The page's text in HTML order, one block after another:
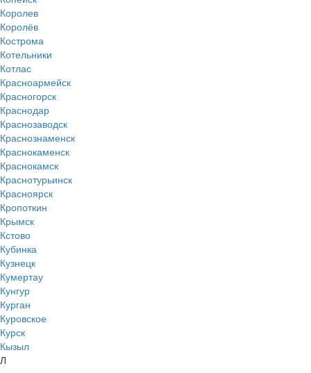
Королев
Королёв
Кострома
Котельники
Котлас
Красноармейск
Красногорск
Краснодар
Краснозаводск
Краснознаменск
Краснокаменск
Краснокамск
Краснотурьинск
Красноярск
Кропоткин
Крымск
Кстово
Кубинка
Кузнецк
Кумертау
Кунгур
Курган
Куровское
Курск
Кызыл
Л